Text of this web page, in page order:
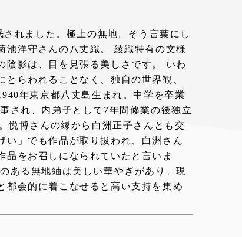
れました。極上の無地。そう言葉にし
池洋守さんの八丈織。 綾織特有の文様
陰影は、目を見張る美しさです。 いわ
らわれることなく、独自の世界観、
年東京都八丈島生まれ。中学を卒業
され、内弟子として7年間修業の後独立
悦博さんの縁から白洲正子さんとも交
い」でも作品が取り扱われ、白洲さん
品をお召しになられていたと言いま
ある無地紬は美しい華やぎがあり、現
都会的に着こなせると高い支持を集め